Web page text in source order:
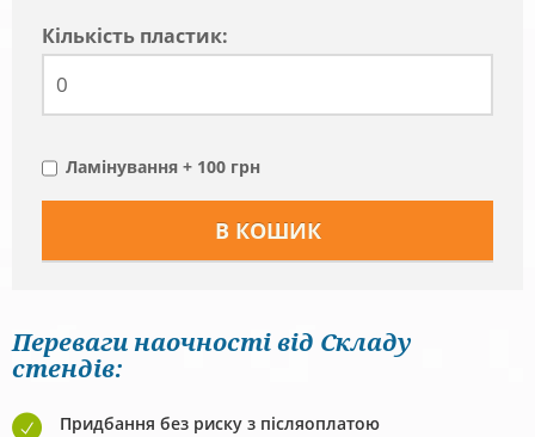
Кiлькiсть пластик:
Ламінування + 100 грн
Переваги наочності від Складу
стендів:
Придбання без риску з післяоплатою